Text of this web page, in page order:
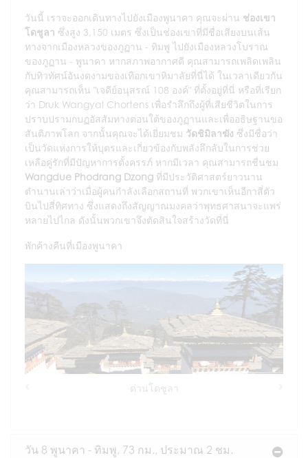
วันนี้ เราจะออกเดินทางไปยังเมืองพูนาคา คุณจะผ่าน ช่องเขา
โดชูลา ซึ่งสูง 3,150 เมตร ซึ่งเป็นช่องเขาที่มีชื่อเสียงบนเส้น
ทางจากเมืองหลวงของภูฏาน - ทิมพู ไปยังเมืองหลวงโบราณ
ของภูฏาน - พูนาคา หากสภาพอากาศดี คุณสามารถเพลิดเพลิน
กับทิวทัศน์อันงดงามของเทือกเขาหิมาลัยที่นี่ได้ ในเวลาเดียวกัน
คุณสามารถเห็น "เจดีย์อนุสรณ์ 108 องค์" ที่ตั้งอยู่ที่นี่ หรือที่เรียก
ว่า Druk Wangyal Chortens เพื่อรำลึกถึงผู้ที่เสียชีวิตในการ
ปราบปรามกบฏอัสสัมทางตอนใต้ของภูฏานและเพื่ออธิษฐานขอ
สันติภาพโลก จากนั้นคุณจะได้เยี่ยมชม วัดชิมิลาฆัง ซึ่งมีชื่อว่า
เป็นวัดแห่งการให้บุตรและเกี่ยวข้องกับพลังลึกลับในการช่วย
เหลือคู่รักที่มีปัญหาการตั้งครรภ์ หากมีเวลา คุณสามารถชื่นชม
Wangdue Phodrang Dzong ที่มีประวัติศาสตร์ยาวนาน
ตำนานเล่าว่าเมื่อผู้คนกำลังเลือกสถานที่ พวกเขาเห็นอีกาสี่ตัว
บินไปสี่ทิศทาง ซึ่งแสดงถึงสัญญาณมงคลว่าพุทธศาสนาจะแพร่
หลายไปไกล ดังนั้นพวกเขาจึงตัดสินใจสร้างวัดที่นี่
พักค้างคืนที่เมืองพูนาคา
ด่านโดชูลา
วัน 8 พูนาคา - ทิมพู, 73 กม., ประมาณ 2 ชม.